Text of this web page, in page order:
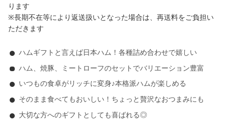
ります
※長期不在等により返送扱いとなった場合は、再送料をご負担い
ただきます
ハムギフトと言えば日本ハム！各種詰め合わせで嬉しい
ハム、焼豚、ミートローフのセットでバリエーション豊富
いつもの食卓がリッチに変身♪本格派ハムが楽しめる
そのまま食べてもおいしい！ちょっと贅沢なおつまみにも
大切な方へのギフトとしても喜ばれる◎